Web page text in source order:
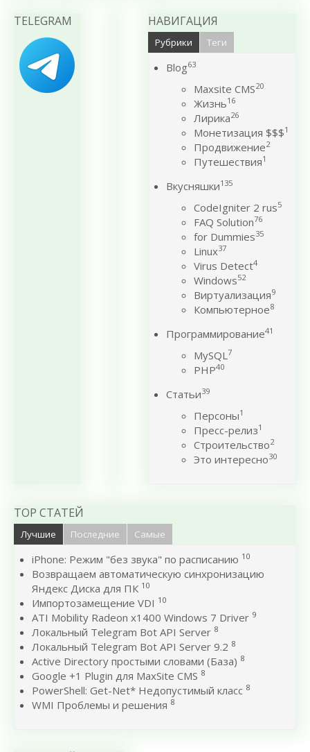
TELEGRAM НАВИГАЦИЯ
Рубрики Теги
Blog63
Maxsite CMS20
Жизнь16
Лирика26
Монетизация $$$1
Продвижение2
Путешествия1
Вкусняшки135
CodeIgniter 2 rus5
FAQ Solution76
for Dummies35
Linux37
Virus Detect4
Windows52
Виртуализация9
Компьютерное8
Программирование41
MySQL7
PHP40
Статьи39
Персоны1
Пресс-релиз1
Строительство2
Это интересно30
TOP СТАТЕЙ
Лучшие Последние Самые
iPhone: Режим "без звука" по расписанию 10
Возвращаем автоматическую синхронизацию
Яндекс Диска для ПК 10
Импортозамещение VDI 10
ATI Mobility Radeon x1400 Windows 7 Driver 9
Локальный Telegram Bot API Server 8
Локальный Telegram Bot API Server 9.2 8
Active Directory простыми словами (База) 8
Google +1 Plugin для MaxSite CMS 8
PowerShell: Get-Net* Недопустимый класс 8
WMI Проблемы и решения 8